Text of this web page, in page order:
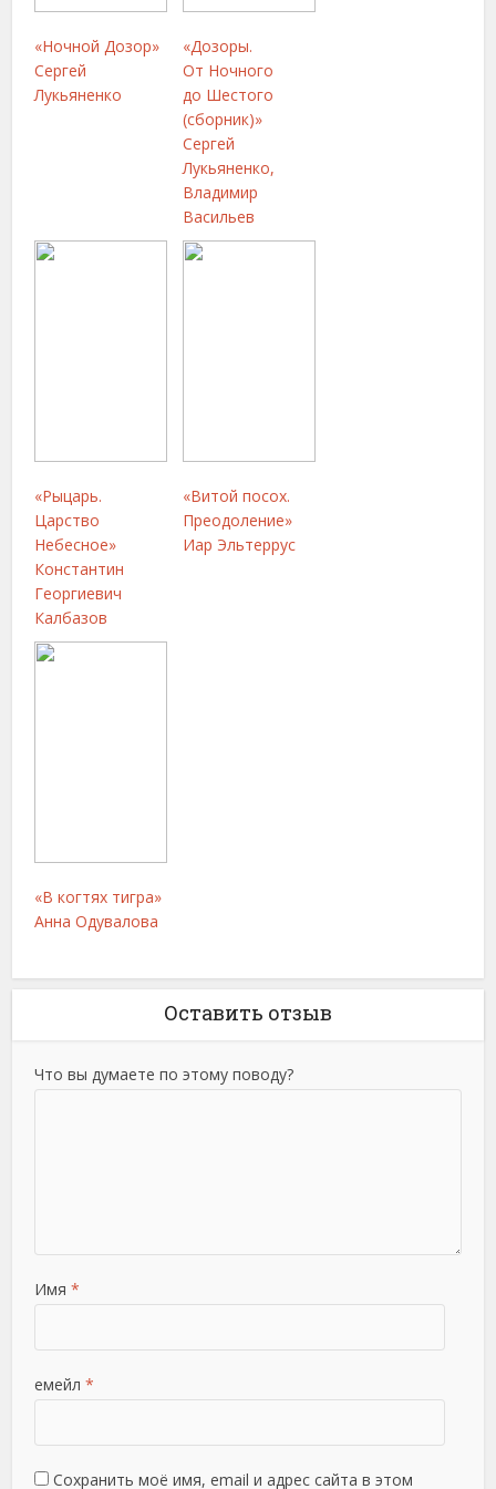
«Ночной Дозор»
Сергей
Лукьяненко
«Дозоры.
От Ночного
до Шестого
(сборник)»
Сергей
Лукьяненко,
Владимир
Васильев
«Рыцарь.
Царство
Небесное»
Константин
Георгиевич
Калбазов
«Витой посох.
Преодоление»
Иар Эльтеррус
«В когтях тигра»
Анна Одувалова
Оставить отзыв
Что вы думаете по этому поводу?
Имя *
емейл *
Сохранить моё имя, email и адрес сайта в этом